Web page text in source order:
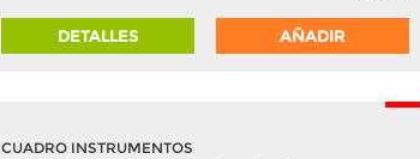
DETALLES AÑADIR
CUADRO INSTRUMENTOS